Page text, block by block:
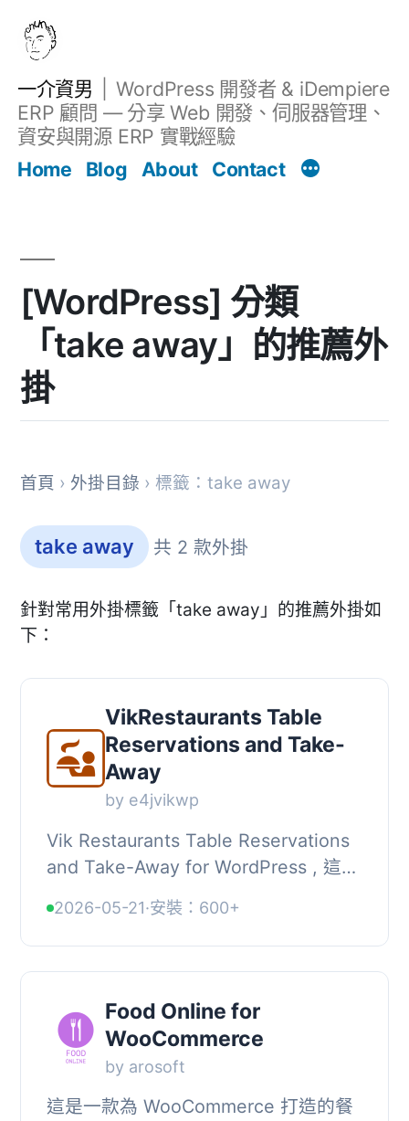
一介資男
WordPress 開發者 & iDempiere
ERP 顧問 — 分享 Web 開發、伺服器管理、
資安與開源 ERP 實戰經驗
Home
Blog About Contact
[WordPress] 分類
「take away」的推薦外
掛
首頁 › 外掛目錄 › 標籤：take away
take away 共 2 款外掛
針對常用外掛標籤「take away」的推薦外掛如
下：
VikRestaurants Table
Reservations and Take-
Away
by e4jvikwp
Vik Restaurants Table Reservations
and Take-Away for WordPress , 這款
方案現在作為原生 WordPress 插件推
出！ , ...
2026-05-21·安裝：600+
Food Online for
WooCommerce
by arosoft
這是一款為 WooCommerce 打造的餐
文章 Filter